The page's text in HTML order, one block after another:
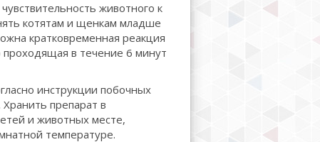
животного к
котятам и щенкам младше
кратковременная реакция
в течение 6 минут
инструкции побочных
препарат в
и животных месте,
температуре.